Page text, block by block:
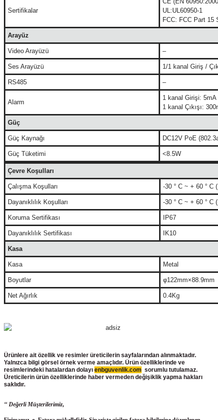
Sertifikalar
UL:UL60950-1
FCC: FCC Part 15
Arayüz
Video Arayüzü –
Ses Arayüzü 1/1 kanal Giriş /
RS485 –
Alarm
1 kanal Girişi: 5mA
1 kanal Çıkışı:
Güç
Güç Kaynağı DC12V PoE
Güç Tüketimi <8.5W
Çevre Koşulları
Çalışma Koşulları -30 ° C ~ + 60 ° C
Dayanıklılık Koşulları -30 ° C ~ + 60 ° C
Koruma Sertifikası IP67
Dayanıklılık Sertifikası IK10
Kasa
Kasa Metal
Boyutlar φ122mm×88.9mm
Net Ağırlık 0.4Kg
Ürünlere ait özellik ve resimler üreticilerin sayfalarından alınmaktadır.
Yalnızca bilgi görsel örnek verme amaçlıdır. Ürün özelliklerinde ve
resimlerindeki hatalardan dolayı enbguvenlik.com sorumlu tutulamaz.
Üreticilerin ürün özelliklerinde haber vermeden değişiklik yapma hakları
saklıdır.
‘‘ Değerli Müşterilerimiz,